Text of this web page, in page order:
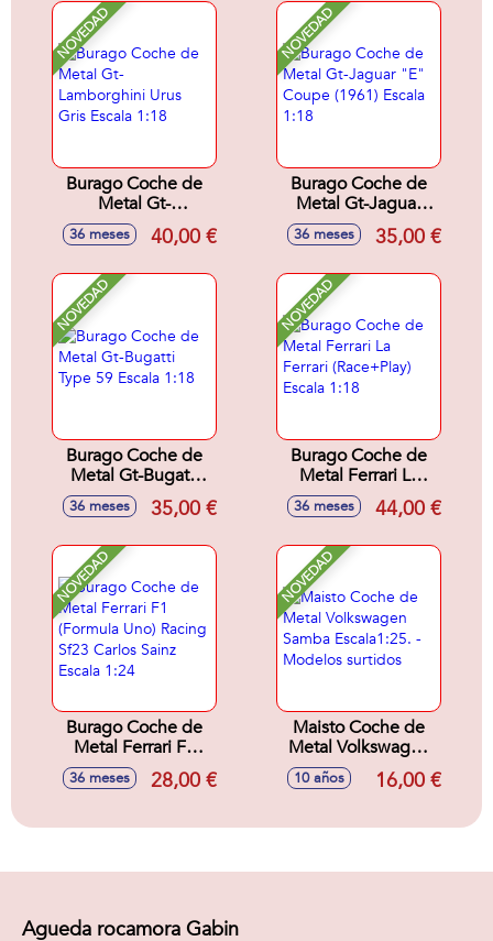
zona de juego.
Capacidad para
mas de 200
coches.
NOVEDAD
Burago Coche de
Metal Gt-
Lamborghini Urus
Gris Escala 1:18
36 meses 40,00 €
NOVEDAD
Burago Coche de
Metal Gt-Jaguar
"E" Coupe (1961)
Escala 1:18
36 meses 35,00 €
NOVEDAD
Burago Coche de
Metal Gt-Bugatti
Type 59 Escala 1:18
36 meses 35,00 €
NOVEDAD
Burago Coche de
Metal Ferrari La
Ferrari (Race+Play)
Escala 1:18
36 meses 44,00 €
NOVEDAD
Burago Coche de
Metal Ferrari F1
(Formula Uno)
Racing Sf23 Carlos
36 meses 28,00 €
NOVEDAD
Maisto Coche de
Metal Volkswagen
Samba Escala1:25.
- Modelos surtidos
10 años 16,00 €
Agueda rocamora Gabin